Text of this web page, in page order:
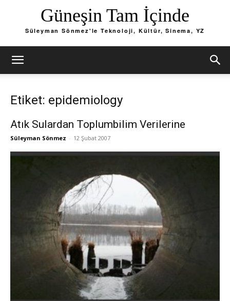
Güneşin Tam İçinde
Süleyman Sönmez'le Teknoloji, Kültür, Sinema, YZ
Etiket: epidemiology
Atık Sulardan Toplumbilim Verilerine
Süleyman Sönmez - 12 Şubat 2007